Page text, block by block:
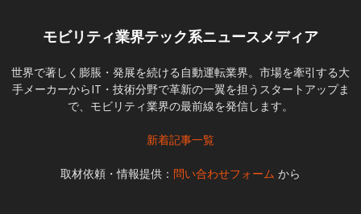
モビリティ業界テック系ニュースメディア
世界で著しく膨脹・発展を続ける自動運転業界。市場を牽引する大
手メーカーからIT・技術分野で革新の一翼を担うスタートアップま
で、モビリティ業界の最前線を発信します。
新着記事一覧
取材依頼・情報提供： 問い合わせフォーム から